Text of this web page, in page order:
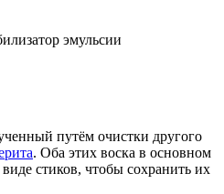
эмульсии
путём очистки другого
. Оба этих воска в основном
стиков, чтобы сохранить их